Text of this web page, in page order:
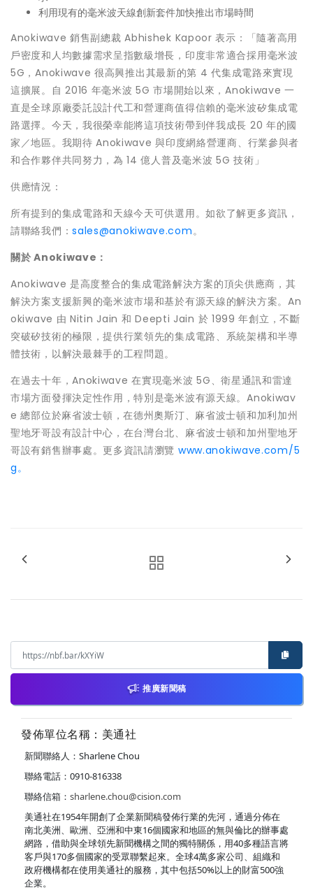
利用現有的毫米波天線創新套件加快推出市場時間
Anokiwave 銷售副總裁Abhishek Kapoor 表示：「隨著高用
戶密度和人均數據需求呈指數級增長，印度非常適合採用毫米波
5G，Anokiwave 很高興推出其最新的第 4 代集成電路來實現
這擴展。自 2016 年毫米波 5G 市場開始以來，Anokiwave 一
直是全球原廠委託設計代工和營運商值得信賴的毫米波矽集成電
路選擇。今天，我很榮幸能將這項技術帶到伴我成長 20 年的國
家／地區。我期待 Anokiwave 與印度網絡營運商、行業參與者
和合作夥伴共同努力，為 14 億人普及毫米波 5G 技術」
供應情況：
所有提到的集成電路和天線今天可供選用。如欲了解更多資訊，
請聯絡我們：sales@anokiwave.com。
關於 Anokiwave ：
Anokiwave 是高度整合的集成電路解決方案的頂尖供應商，其
解決方案支援新興的毫米波市場和基於有源天線的解決方案。An
okiwave 由 Nitin Jain 和Deepti Jain 於 1999 年創立，不斷
突破矽技術的極限，提供行業領先的集成電路、系統架構和半導
體技術，以解決最棘手的工程問題。
在過去十年，Anokiwave 在實現毫米波 5G、衛星通訊和雷達
市場方面發揮決定性作用，特別是毫米波有源天線。Anokiwav
e 總部位於麻省波士頓，在德州奧斯汀、麻省波士頓和加利加州
聖地牙哥設有設計中心，在台灣台北、麻省波士頓和加州聖地牙
哥設有銷售辦事處。更多資訊請瀏覽 www.anokiwave.com/5
g。
推廣新聞稿
發佈單位名稱：美通社
新聞聯絡人：Sharlene Chou
聯絡電話：0910-816338
聯絡信箱： sharlene.chou@cision.com
美通社在1954年開創了企業新聞稿發佈行業的先河，通過分佈在
南北美洲、歐洲、亞洲和中東16個國家和地區的無與倫比的辦事處
網路，借助與全球領先新聞機構之間的獨特關係，用40多種語言將
客戶與170多個國家的受眾聯繫起來。全球4萬多家公司、組織和
政府機構都在使用美通社的服務，其中包括50%以上的財富500強
企業。